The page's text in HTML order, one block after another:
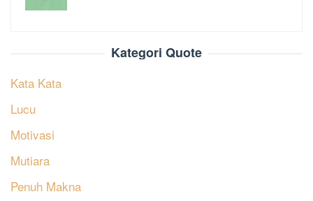
Kategori Quote
Kata Kata
Lucu
Motivasi
Mutiara
Penuh Makna